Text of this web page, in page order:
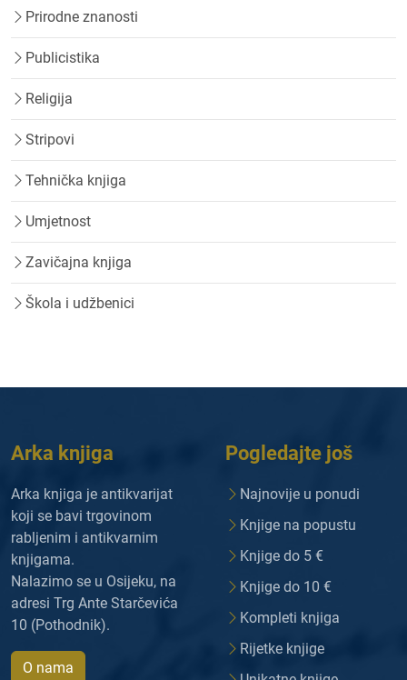
Prirodne znanosti
Publicistika
Religija
Stripovi
Tehnička knjiga
Umjetnost
Zavičajna knjiga
Škola i udžbenici
Arka knjiga
Arka knjiga je antikvarijat
koji se bavi trgovinom
rabljenim i antikvarnim
knjigama.
Nalazimo se u Osijeku, na
adresi Trg Ante Starčevića
10 (Pothodnik).
O nama
Pogledajte još
Najnovije u ponudi
Knjige na popustu
Knjige do 5 €
Knjige do 10 €
Kompleti knjiga
Rijetke knjige